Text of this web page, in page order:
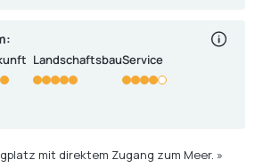
Landschaftsbau Service
mit direktem Zugang zum Meer. »